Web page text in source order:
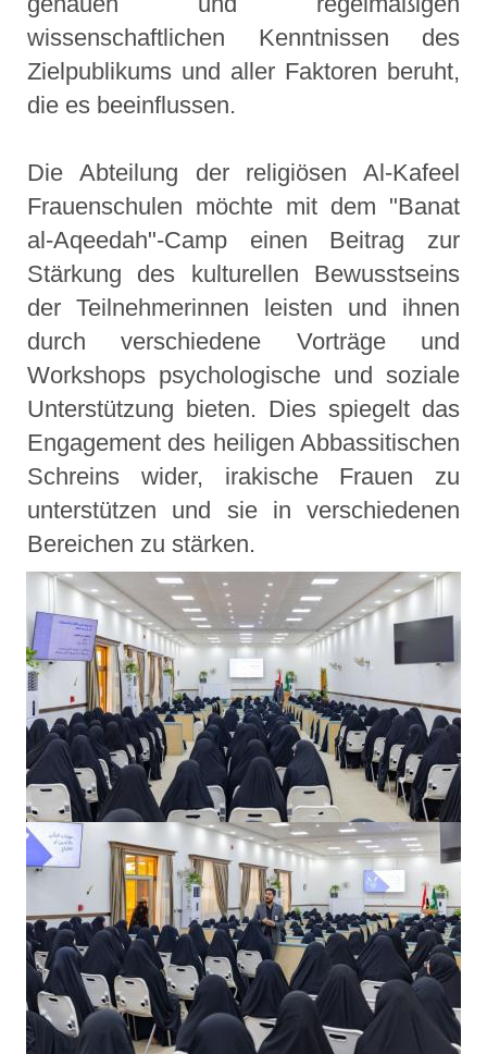
wissenschaftlichen Kenntnissen des
Zielpublikums und aller Faktoren beruht,
die es beeinflussen.
Die Abteilung der religiösen Al-Kafeel
Frauenschulen möchte mit dem "Banat
al-Aqeedah"-Camp einen Beitrag zur
Stärkung des kulturellen Bewusstseins
der Teilnehmerinnen leisten und ihnen
durch verschiedene Vorträge und
Workshops psychologische und soziale
Unterstützung bieten. Dies spiegelt das
Engagement des heiligen Abbassitischen
Schreins wider, irakische Frauen zu
unterstützen und sie in verschiedenen
Bereichen zu stärken.